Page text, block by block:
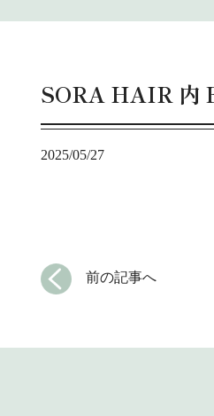
SORA HAIR 内
2025/05/27
前の記事へ